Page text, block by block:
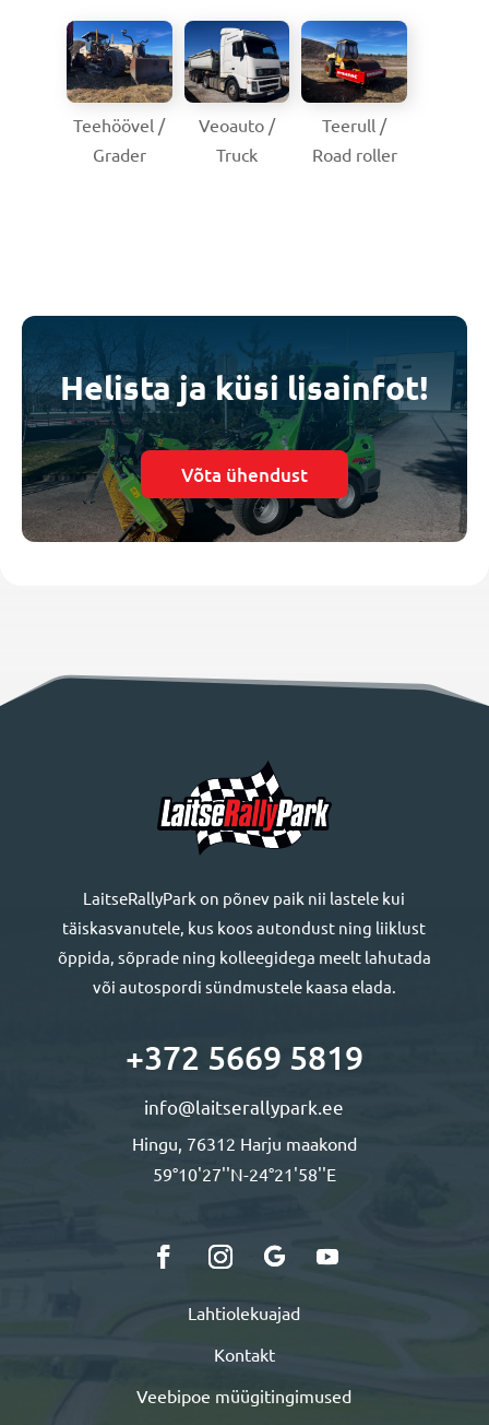
Teehöövel /
Grader
Veoauto /
Truck
Teerull /
Road roller
Helista ja küsi lisainfot!
Võta ühendust
LaitseRallyPark on põnev paik nii lastele kui
täiskasvanutele, kus koos autondust ning liiklust
õppida, sõprade ning kolleegidega meelt lahutada
või autospordi sündmustele kaasa elada.
+372 5669 5819
info@laitserallypark.ee
Hingu, 76312 Harju maakond
59°10'27''N-24°21'58''E
Lahtiolekuajad
Kontakt
Veebipoe müügitingimused